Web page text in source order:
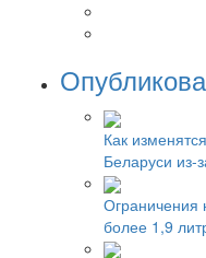
Как
Беларуси из-
более 1,9